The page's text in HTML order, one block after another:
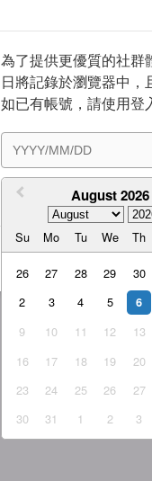
為了提供更優質的社群
日將記錄於瀏覽器中，
如已有帳號，請使用登
August 2026
Su Mo Tu We Th
26 27 28 29 30
2
3 4 5 6
9
10 11 12 13
16
17 18 19 20
23
24 25 26 27
30
31 1 2 3
我同意 服務條款與隱私